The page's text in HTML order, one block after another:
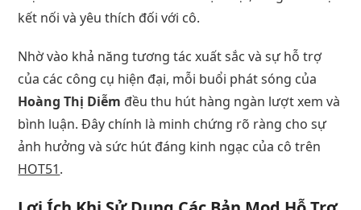
kết nối và yêu thích đối với cô.
Nhờ vào khả năng tương tác xuất sắc và sự hỗ trợ
của các công cụ hiện đại, mỗi buổi phát sóng của
Hoàng Thị Diễm đều thu hút hàng ngàn lượt xem và
bình luận. Đây chính là minh chứng rõ ràng cho sự
ảnh hưởng và sức hút đáng kinh ngạc của cô trên
HOT51.